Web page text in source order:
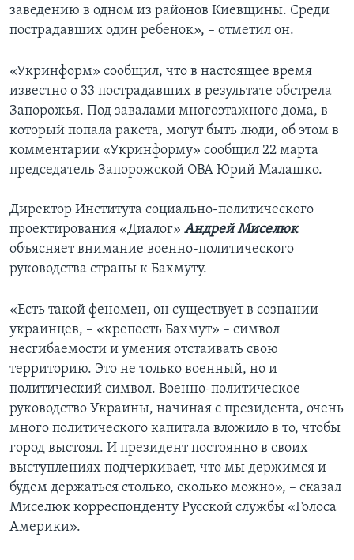
заведению в одном из районов Киевщины. Среди
пострадавших один ребенок», – отметил он.
«Укринформ» сообщил, что в настоящее время
известно о 33 пострадавших в результате обстрела
Запорожья. Под завалами многоэтажного дома, в
который попала ракета, могут быть люди, об этом в
комментарии «Укринформу» сообщил 22 марта
председатель Запорожской ОВА Юрий Малашко.
Директор Института социально-политического
проектирования «Диалог» Андрей Миселюк
объясняет внимание военно-политического
руководства страны к Бахмуту.
«Есть такой феномен, он существует в сознании
украинцев, – «крепость Бахмут» – символ
несгибаемости и умения отстаивать свою
территорию. Это не только военный, но и
политический символ. Военно-политическое
руководство Украины, начиная с президента, очень
много политического капитала вложило в то, чтобы
город выстоял. И президент постоянно в своих
выступлениях подчеркивает, что мы держимся и
будем держаться столько, сколько можно», – сказал
Миселюк корреспонденту Русской службы «Голоса
Америки».